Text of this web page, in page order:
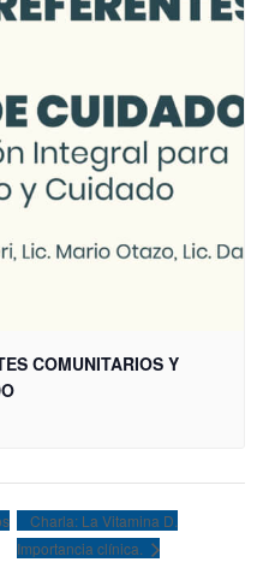
COMUNITARIOS Y
Charla: La Vitamina D.
Importancia clínica.